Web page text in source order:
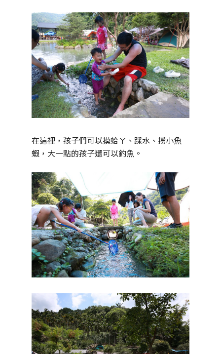
在這裡，孩子們可以摸蛤ㄚ、踩水、撈小魚
蝦，大一點的孩子還可以釣魚。